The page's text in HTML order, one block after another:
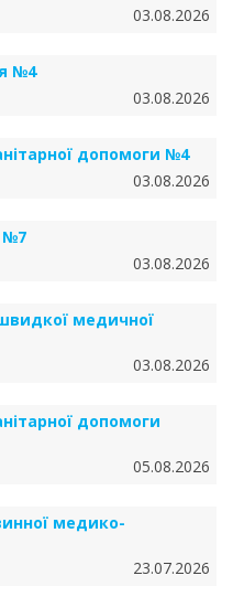
03.08.2026
№4
03.08.2026
допомоги №4
03.08.2026
№7
03.08.2026
медичної
03.08.2026
допомоги
05.08.2026
медико-
23.07.2026